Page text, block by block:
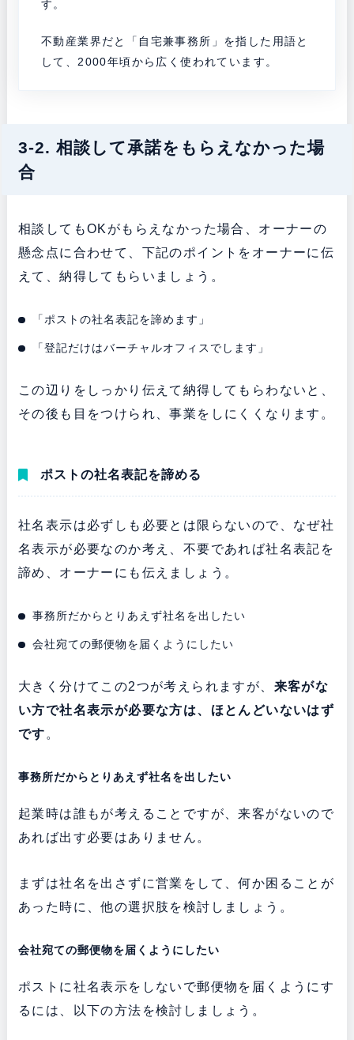
す。
不動産業界だと「自宅兼事務所」を指した用語と
して、2000年頃から広く使われています。
3-2. 相談して承諾をもらえなかった場
合
相談してもOKがもらえなかった場合、オーナーの
懸念点に合わせて、下記のポイントをオーナーに伝
えて、納得してもらいましょう。
「ポストの社名表記を諦めます」
「登記だけはバーチャルオフィスでします」
この辺りをしっかり伝えて納得してもらわないと、
その後も目をつけられ、事業をしにくくなります。
ポストの社名表記を諦める
社名表示は必ずしも必要とは限らないので、なぜ社
名表示が必要なのか考え、不要であれば社名表記を
諦め、オーナーにも伝えましょう。
事務所だからとりあえず社名を出したい
会社宛ての郵便物を届くようにしたい
大きく分けてこの2つが考えられますが、 来客がな
い方で社名表示が必要な方は、ほとんどいないはず
です 。
事務所だからとりあえず社名を出したい
起業時は誰もが考えることですが、来客がないので
あれば出す必要はありません。
まずは社名を出さずに営業をして、何か困ることが
あった時に、他の選択肢を検討しましょう。
会社宛ての郵便物を届くようにしたい
ポストに社名表示をしないで郵便物を届くようにす
るには、以下の方法を検討しましょう。